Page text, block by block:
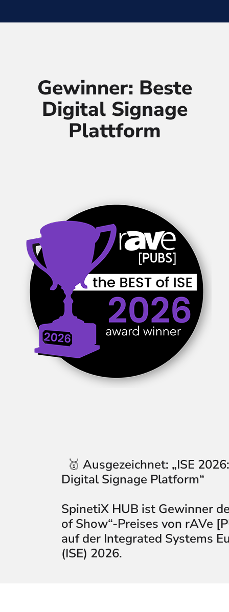
Gewinner: Beste
Digital Signage
Plattform
🥇 Ausgezeichnet: „ISE
Digital Signage Platform“
SpinetiX HUB ist Gewinner
of Show“-Preises von rAVe
auf der Integrated Systems
(ISE) 2026.